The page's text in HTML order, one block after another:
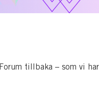
tillbaka – som vi har